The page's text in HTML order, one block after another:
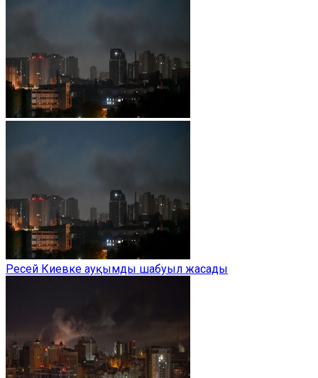
Ресей Киевке ауқымды шабуыл жасады